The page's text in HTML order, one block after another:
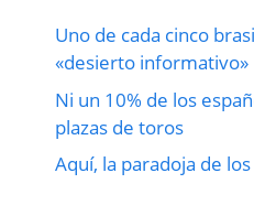
Uno de cada cinco
«desierto informativo»
Ni un 10% de los
plazas de toros
Aquí, la paradoja de